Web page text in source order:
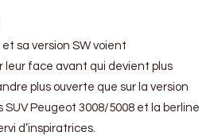
et sa version SW voient
leur face avant qui devient plus
plus ouverte que sur la version
Peugeot 3008/5008 et la berline
d’inspiratrices.